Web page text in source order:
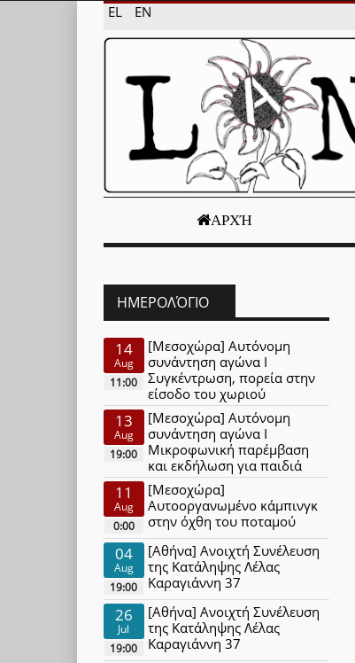
EL EN
ΑΡΧΉ
ΗΜΕΡΟΛΌΓΙΟ
14
Aug
11:00
[Μεσοχώρα] Αυτόνομη
συνάντηση αγώνα Ι
Συγκέντρωση, πορεία στην
είσοδο του χωριού
13
Aug
19:00
[Μεσοχώρα] Αυτόνομη
συνάντηση αγώνα Ι
Μικροφωνική παρέμβαση
και εκδήλωση για παιδιά
11
Aug
0:00
[Μεσοχώρα]
Αυτοοργανωμένο κάμπινγκ
στην όχθη του ποταμού
04
Aug
19:00
[Αθήνα] Ανοιχτή Συνέλευση
της Κατάληψης Λέλας
Καραγιάννη 37
26
Jul
19:00
[Αθήνα] Ανοιχτή Συνέλευση
της Κατάληψης Λέλας
Καραγιάννη 37